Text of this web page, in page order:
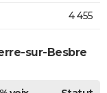
4 455
sur-Besbre